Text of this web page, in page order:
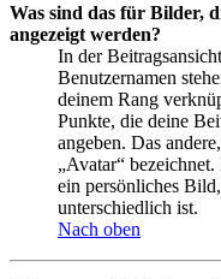
Was sind das für Bilder,
angezeigt werden?
In der
Benutzernamen
deinem Rang
Punkte, die deine
angeben. Das
„Avatar“
ein persönliches
unterschiedlich ist.
Nach oben